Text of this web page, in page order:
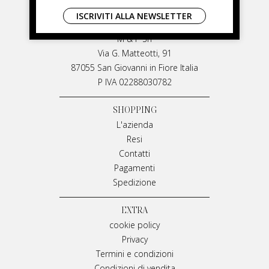
LIVIANA MIRARCHI
M & P Srl
Via G. Matteotti, 91
87055 San Giovanni in Fiore Italia
P IVA 02288030782
SHOPPING
L'azienda
Resi
Contatti
Pagamenti
Spedizione
EXTRA
cookie policy
Privacy
Termini e condizioni
ISCRIVITI ALLA NEWSLETTER